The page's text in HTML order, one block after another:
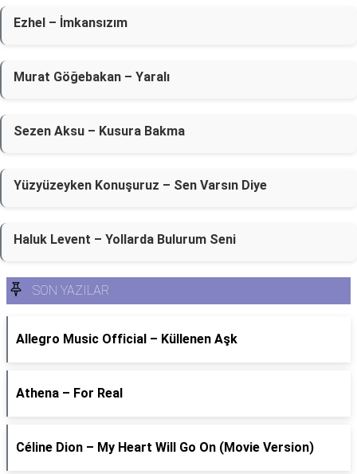
Ezhel – İmkansızım
Murat Göğebakan – Yaralı
Sezen Aksu – Kusura Bakma
Yüzyüzeyken Konuşuruz – Sen Varsın Diye
Haluk Levent – Yollarda Bulurum Seni
SON YAZILAR
Allegro Music Official – Küllenen Aşk
Athena – For Real
Céline Dion – My Heart Will Go On (Movie Version)